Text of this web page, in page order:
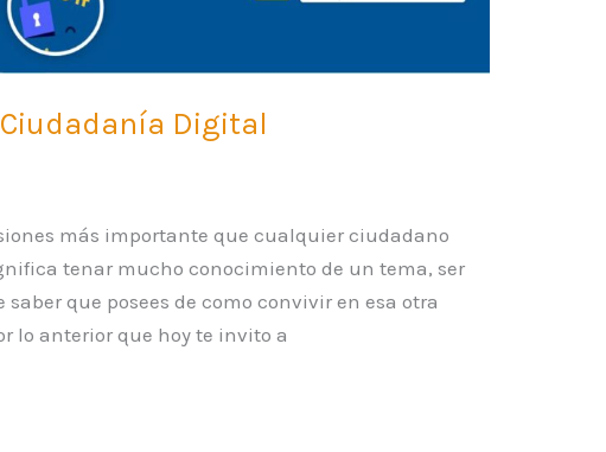
Digital
más importante que cualquier ciudadano
tenar mucho conocimiento de un tema, ser
que posees de como convivir en esa otra
lo anterior que hoy te invito a